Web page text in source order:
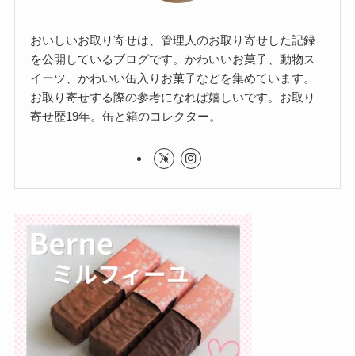
おいしいお取り寄せは、管理人のお取り寄せした記録
を公開しているブログです。かわいいお菓子、動物ス
イーツ、かわいい缶入りお菓子などを集めています。
お取り寄せする際の参考になれば嬉しいです。お取り
寄せ歴19年。缶と箱のコレクター。